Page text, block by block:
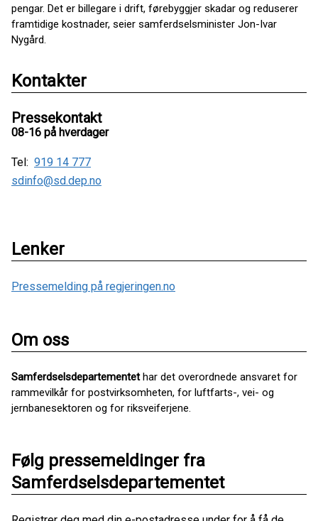
pengar. Det er billegare i drift, førebyggjer skadar og reduserer
framtidige kostnader, seier samferdselsminister Jon-Ivar
Nygård.
Kontakter
Pressekontakt
08-16 på hverdager
Tel: 919 14 777
sdinfo@sd.dep.no
Lenker
Pressemelding på regjeringen.no
Om oss
Samferdselsdepartementethar det overordnede ansvaret for
rammevilkår for postvirksomheten, for luftfarts-, vei- og
jernbanesektoren og for riksveiferjene.
Følg pressemeldinger fra
Samferdselsdepartementet